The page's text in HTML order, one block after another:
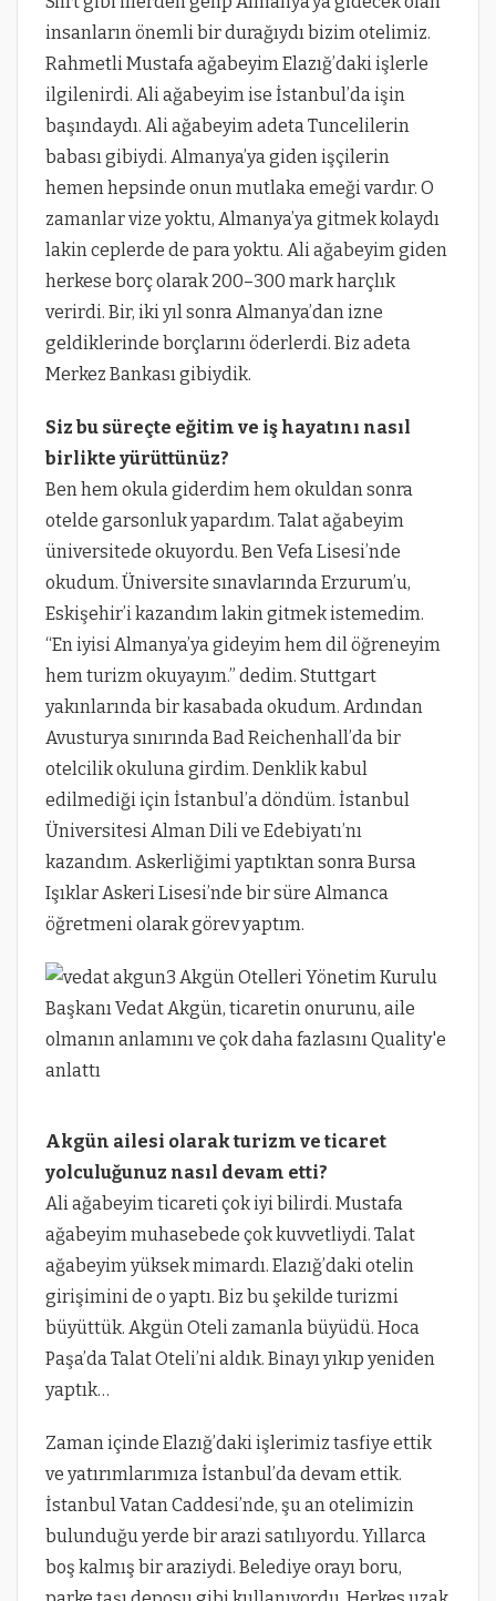
insanların önemli bir durağıydı bizim otelimiz.
Rahmetli Mustafa ağabeyim Elazığ’daki işlerle
ilgilenirdi. Ali ağabeyim ise İstanbul’da işin
başındaydı. Ali ağabeyim adeta Tuncelilerin
babası gibiydi. Almanya’ya giden işçilerin
hemen hepsinde onun mutlaka emeği vardır. O
zamanlar vize yoktu, Almanya’ya gitmek kolaydı
lakin ceplerde de para yoktu. Ali ağabeyim giden
herkese borç olarak 200–300 mark harçlık
verirdi. Bir, iki yıl sonra Almanya’dan izne
geldiklerinde borçlarını öderlerdi. Biz adeta
Merkez Bankası gibiydik.
Siz bu süreçte eğitim ve iş hayatını nasıl
birlikte yürüttünüz?
Ben hem okula giderdim hem okuldan sonra
otelde garsonluk yapardım. Talat ağabeyim
üniversitede okuyordu. Ben Vefa Lisesi’nde
okudum. Üniversite sınavlarında Erzurum’u,
Eskişehir’i kazandım lakin gitmek istemedim.
“En iyisi Almanya’ya gideyim hem dil öğreneyim
hem turizm okuyayım.” dedim. Stuttgart
yakınlarında bir kasabada okudum. Ardından
Avusturya sınırında Bad Reichenhall’da bir
otelcilik okuluna girdim. Denklik kabul
edilmediği için İstanbul’a döndüm. İstanbul
Üniversitesi Alman Dili ve Edebiyatı’nı
kazandım. Askerliğimi yaptıktan sonra Bursa
Işıklar Askeri Lisesi’nde bir süre Almanca
öğretmeni olarak görev yaptım.
Akgün ailesi olarak turizm ve ticaret
yolculuğunuz nasıl devam etti?
Ali ağabeyim ticareti çok iyi bilirdi. Mustafa
ağabeyim muhasebede çok kuvvetliydi. Talat
ağabeyim yüksek mimardı. Elazığ’daki otelin
girişimini de o yaptı. Biz bu şekilde turizmi
büyüttük. Akgün Oteli zamanla büyüdü. Hoca
Paşa’da Talat Oteli’ni aldık. Binayı yıkıp yeniden
yaptık…
Zaman içinde Elazığ’daki işlerimiz tasfiye ettik
ve yatırımlarımıza İstanbul’da devam ettik.
İstanbul Vatan Caddesi’nde, şu an otelimizin
bulunduğu yerde bir arazi satılıyordu. Yıllarca
boş kalmış bir araziydi. Belediye orayı boru,